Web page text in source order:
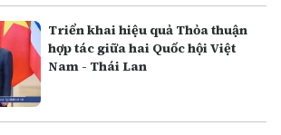
Triển khai hiệu quả Thỏa thuận
hợp tác giữa hai Quốc hội Việt
Nam - Thái Lan